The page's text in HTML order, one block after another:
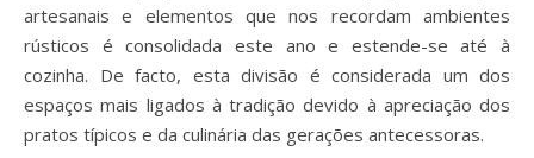
artesanais e elementos que nos recordam ambientes
rústicos é consolidada este ano e estende-se até à
cozinha. De facto, esta divisão é considerada um dos
espaços mais ligados à tradição devido à apreciação dos
pratos típicos e da culinária das gerações antecessoras.